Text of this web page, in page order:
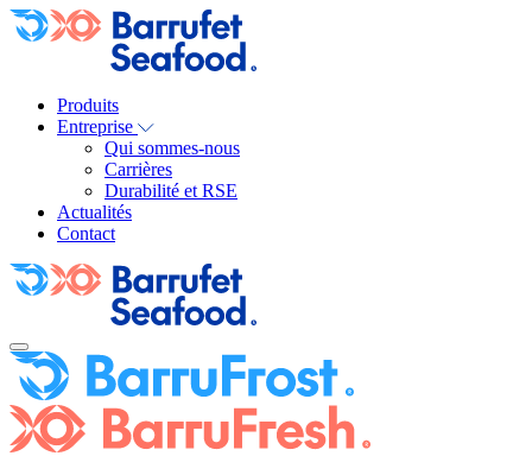
Produits
Entreprise
Qui sommes-nous
Carrières
Durabilité et RSE
Actualités
Contact